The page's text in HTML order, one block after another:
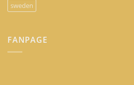
sweden
FANPAGE